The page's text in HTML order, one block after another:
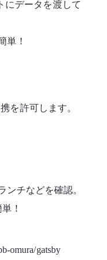
にデータを渡して
単！
を許可します。
ンチなどを確認。
！
omura/gatsby